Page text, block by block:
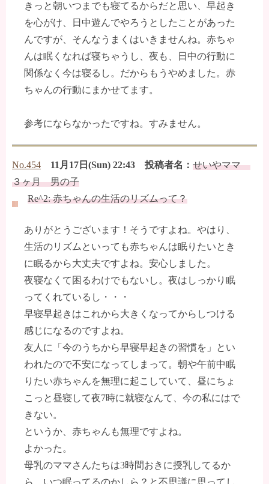
きっと朝いつまでも寝てるからだと思い、早起き
を心がけ、日中遊んでやろうとしたことがあった
んですが、そんなうまくはいきませんね。赤ちゃ
んは眠くなれば寝ちゃうし、夜も、日中の行動に
関係なく今は寝るし。だからもうやめました。赤
ちゃんの行動にまかせてます。
参考にならなかったですね。すみません。
No.454 11月17日(Sun) 22:43 投稿者名： せいやママ
３ヶ月 男の子
Re^2: 赤ちゃんの生活のリズムって？
ありがとうございます！そうですよね。やはり、
生活のリズムといっても赤ちゃんは眠りたいとき
に眠るから大丈夫ですよね。安心しました。
夜寝なくて困るわけでもないし。夜はしっかり眠
ってくれているし・・・
早寝早起きはこれから大きくなってからしつける
感じになるのですよね。
友人に「今のうちから早寝早起きの習慣を」とい
われたので不安になってしまって。朝や午前中眠
りたい赤ちゃんを無理に起こしていて、昼にちょ
こっと昼寝して夜7時に就寝なんて、今の私にはで
きない。
というか、赤ちゃんも無理ですよね。
よかった。
母乳のママさんたちは3時間おきに授乳してるか